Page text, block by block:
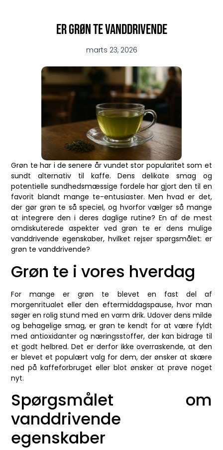
Er grøn te vanddrivende
marts 23, 2026
Grøn te har i de senere år vundet stor popularitet som et
sundt alternativ til kaffe. Dens delikate smag og
potentielle sundhedsmæssige fordele har gjort den til en
favorit blandt mange te-entusiaster. Men hvad er det,
der gør grøn te så speciel, og hvorfor vælger så mange
at integrere den i deres daglige rutine? En af de mest
omdiskuterede aspekter ved grøn te er dens mulige
vanddrivende egenskaber, hvilket rejser spørgsmålet: er
grøn te vanddrivende?
Grøn te i vores hverdag
For mange er grøn te blevet en fast del af
morgenritualet eller den eftermiddagspause, hvor man
søger en rolig stund med en varm drik. Udover dens milde
og behagelige smag, er grøn te kendt for at være fyldt
med antioxidanter og næringsstoffer, der kan bidrage til
et godt helbred. Det er derfor ikke overraskende, at den
er blevet et populært valg for dem, der ønsker at skære
ned på kaffeforbruget eller blot ønsker at prøve noget
nyt.
Spørgsmålet om
vanddrivende
egenskaber